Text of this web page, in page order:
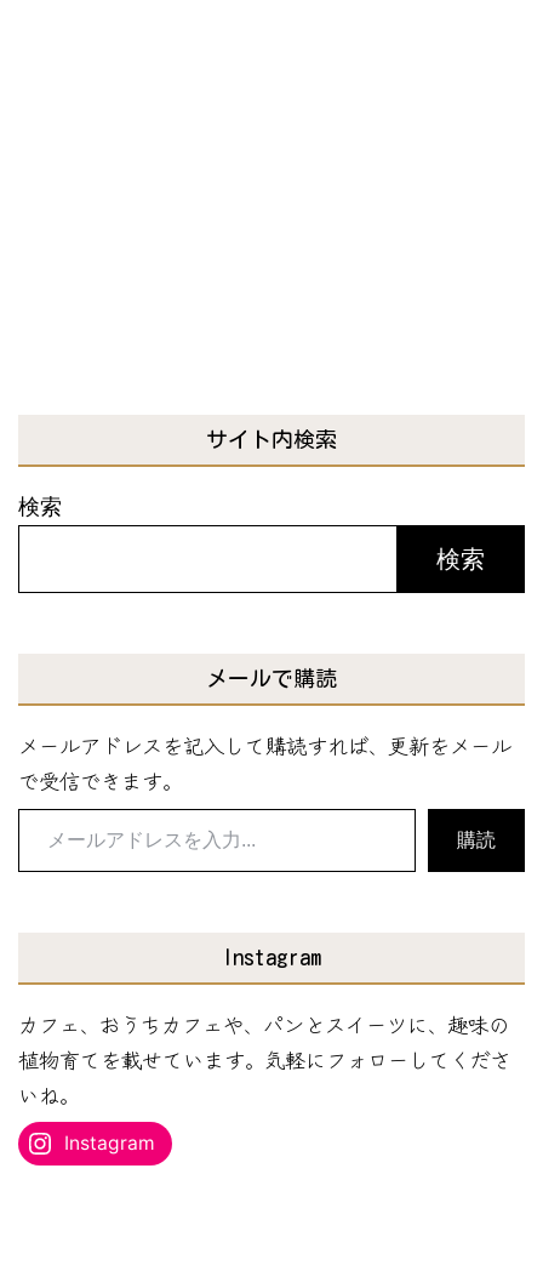
サイト内検索
検索
検索
メールで購読
メールアドレスを記入して購読すれば、更新をメール
で受信できます。
ス
を
入
力...
購読
Instagram
カフェ、おうちカフェや、パンとスイーツに、趣味の
植物育てを載せています。気軽にフォローしてくださ
いね。
Instagram